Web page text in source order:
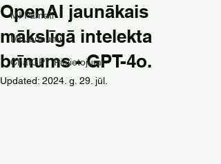
MI Pamati
MI Jaunumi
ChatGPT Pielietojumi
OpenAI jaunākais
mākslīgā intelekta
brīnums - GPT-4o.
Updated: 2024. g. 29. jūl.